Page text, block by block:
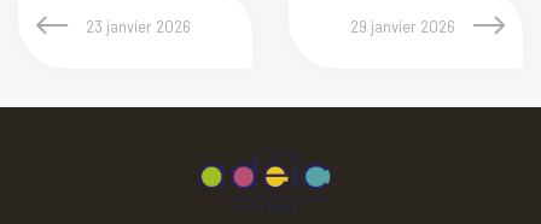
23 janvier 2026 29 janvier 2026